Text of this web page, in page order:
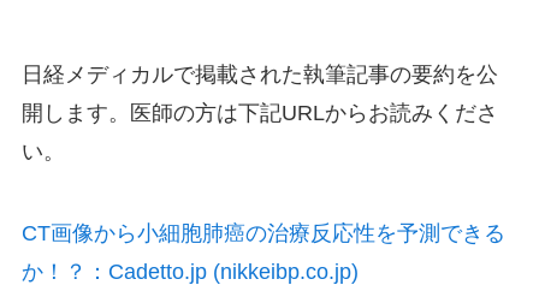
日経メディカルで掲載された執筆記事の要約を公
開します。医師の方は下記URLからお読みくださ
い。
CT画像から小細胞肺癌の治療反応性を予測できる
か！？：Cadetto.jp (nikkeibp.co.jp)